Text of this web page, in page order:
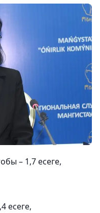
– 1,7 есеге,
есеге,